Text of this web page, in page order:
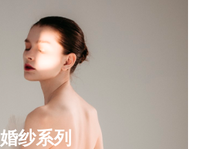
婚纱系列